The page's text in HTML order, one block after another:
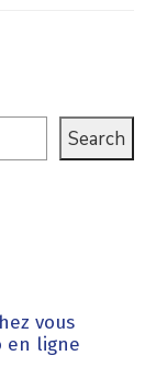
Search
vous
en ligne